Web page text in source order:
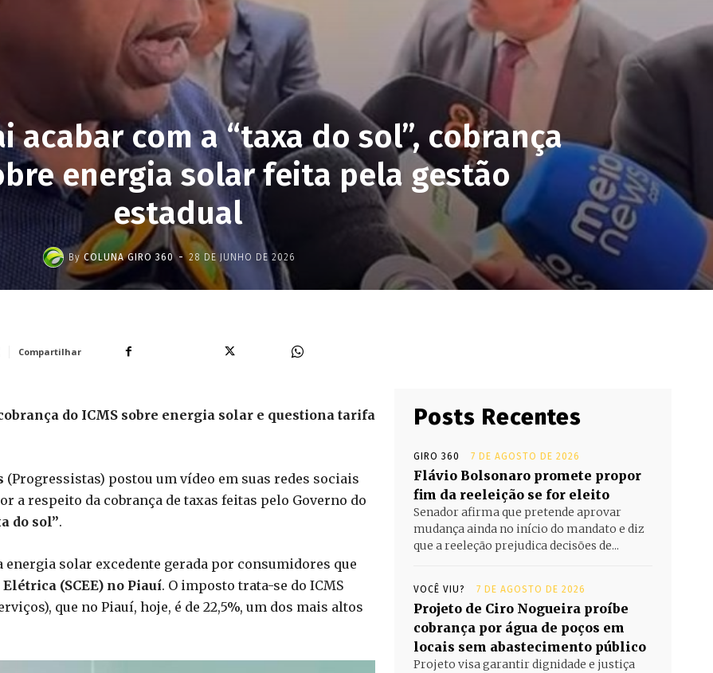
acabar com a “taxa do sol”, cobrança
energia solar feita pela gestão
estadual
By COLUNA GIRO 360 - 28 DE JUNHO DE 2026
Compartilhar
do ICMS sobre energia solar e questiona tarifa
(Progressistas) postou um vídeo em suas redes sociais
a respeito da cobrança de taxas feitas pelo Governo do
do sol”.
solar excedente gerada por consumidores que
(SCEE) no Piauí. O imposto trata-se do ICMS
que no Piauí, hoje, é de 22,5%, um dos mais altos
Posts Recentes
GIRO 360 7 DE AGOSTO DE 2026
Flávio Bolsonaro promete propor
fim da reeleição se for eleito
Senador afirma que pretende aprovar
mudança ainda no início do mandato e diz
que a reeleção prejudica decisões de...
VOCÊ VIU? 7 DE AGOSTO DE 2026
Projeto de Ciro Nogueira proíbe
cobrança por água de poços em
locais sem abastecimento público
Projeto visa garantir dignidade e justiça